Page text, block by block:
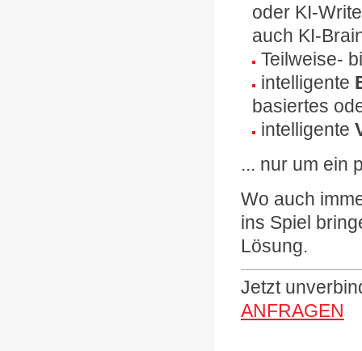
oder KI-
auch KI-
Teilweise-
intelligente
basiertes
intelligente
... nur um ein
Wo auch
ins Spiel
Lösung.
Jetzt
ANFRAGEN